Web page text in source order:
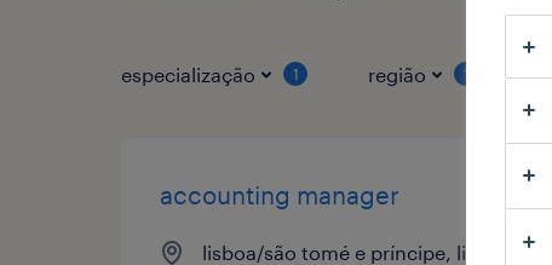
especialização 1 região 1
accounting manager
lisboa/são tomé e príncipe, lisboa